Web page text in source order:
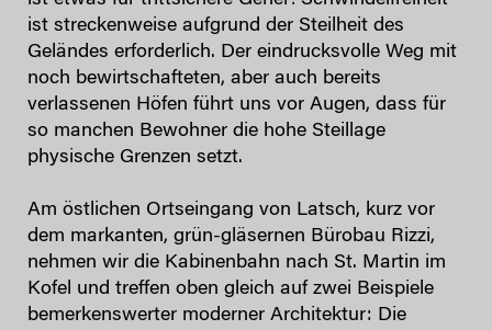
ist streckenweise aufgrund der Steilheit des
Geländes erforderlich. Der eindrucksvolle Weg mit
noch bewirtschafteten, aber auch bereits
verlassenen Höfen führt uns vor Augen, dass für
so manchen Bewohner die hohe Steillage
physische Grenzen setzt.
Am östlichen Ortseingang von Latsch, kurz vor
dem markanten, grün-gläsernen Bürobau Rizzi,
nehmen wir die Kabinenbahn nach St. Martin im
Kofel und treffen oben gleich auf zwei Beispiele
bemerkenswerter moderner Architektur: Die